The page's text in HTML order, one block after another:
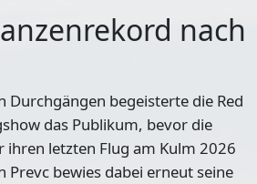
nach
Durchgängen begeisterte die Red
das Publikum, bevor die
ihren letzten Flug am Kulm 2026
Prevc bewies dabei erneut seine